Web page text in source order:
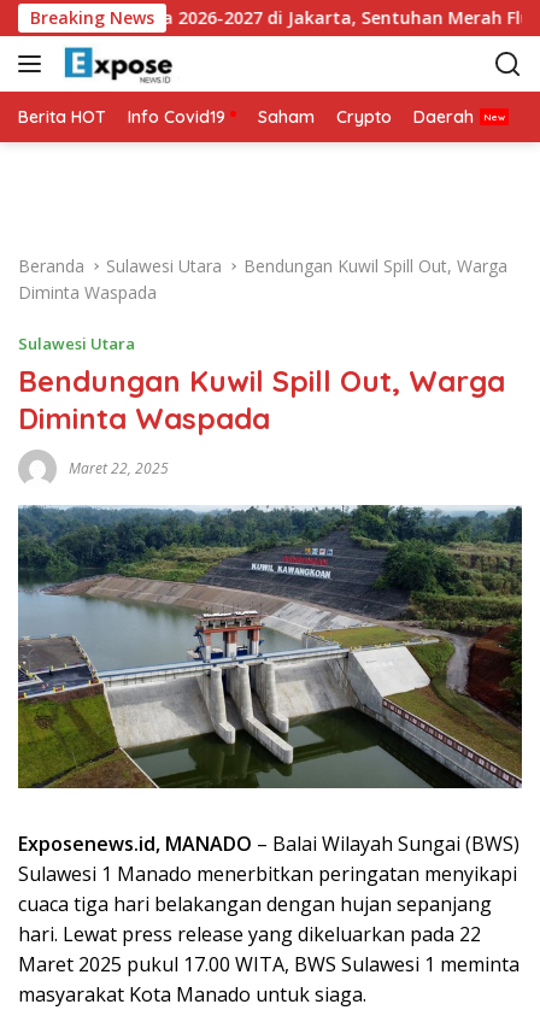
a
g
u
Breaking News
Ketiga 2026-2027 di Jakarta, Sentuhan Merah Fluoresen
Berita HOT Info Covid19 Saham Crypto Daerah
Beranda Sulawesi Utara
Bendungan Kuwil Spill Out, Warga
Diminta Waspada
Sulawesi Utara
Bendungan Kuwil Spill Out, Warga
Diminta Waspada
Maret 22, 2025
Exposenews.id, MANADO – Balai Wilayah Sungai (BWS)
Sulawesi 1 Manado menerbitkan peringatan menyikapi
cuaca tiga hari belakangan dengan hujan sepanjang
hari. Lewat press release yang dikeluarkan pada 22
Maret 2025 pukul 17.00 WITA, BWS Sulawesi 1 meminta
masyarakat Kota Manado untuk siaga.